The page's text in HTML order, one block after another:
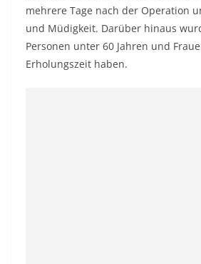
mehrere Tage nach der Operation
und Müdigkeit. Darüber hinaus
Personen unter 60 Jahren und
Erholungszeit haben.